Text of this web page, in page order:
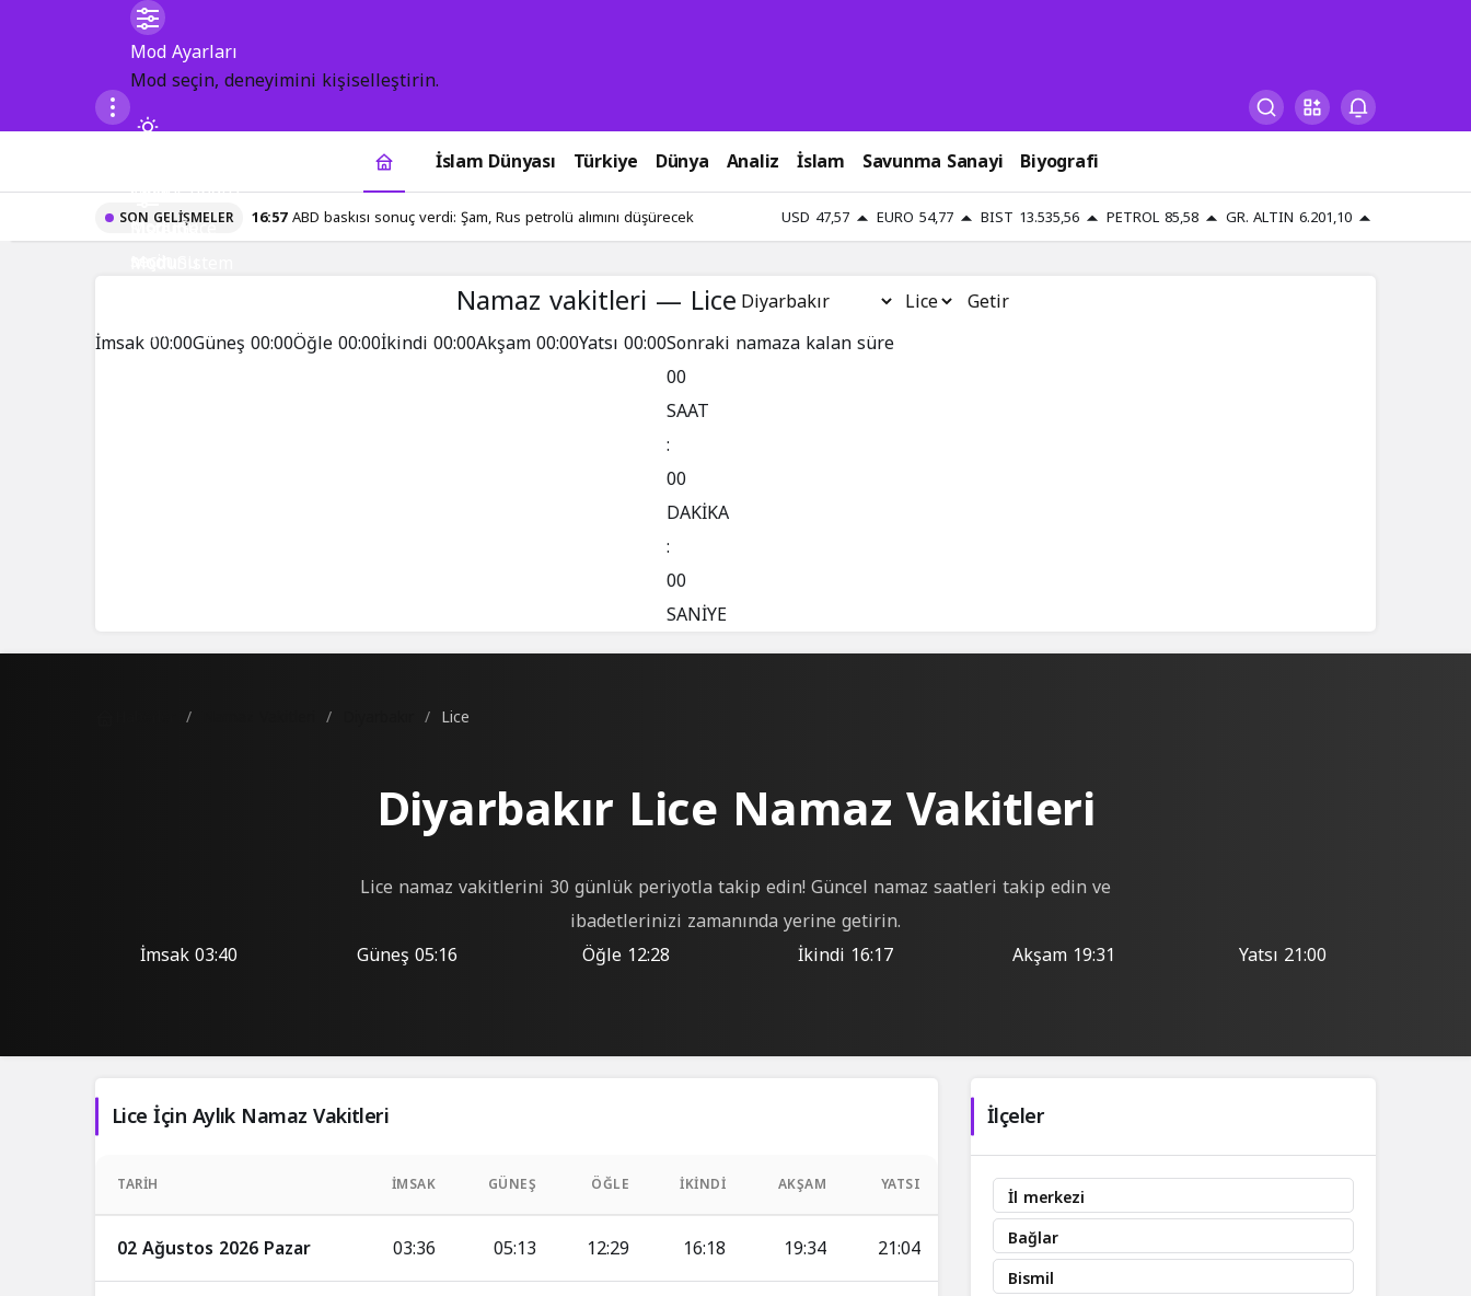
Mod
değiştir
Mod Ayarları
Mod seçin, deneyimini kişiselleştirin.
ModuGündüz
modunu
Gece
ModuGece
Sistem
seçin.
İslam Dünyası Türkiye Dünya Analiz İslam Savunma Sanayi Biyografi
SON GELIŞMELER 16:57 ABD baskısı sonuç verdi: Şam, Rus petrolü alımını düşürecek USD 47,57 EURO 54,77 BIST 13.535,56 PETROL 85,58 GR. ALTIN 6.201,10
Namaz vakitleri — Lice
Getir
İmsak00:00Güneş00:00Öğle00:00İkindi00:00Akşam00:00Yatsı00:00Sonraki namaza kalan süre
00
SAAT
:
00
DAKİKA
:
00
SANİYE
Lice
Diyarbakır Lice Namaz Vakitleri
Lice namaz vakitlerini 30 günlük periyotla takip edin! Güncel namaz saatleri takip edin ve
ibadetlerinizi zamanında yerine getirin.
İmsak03:40 Güneş05:16 Öğle 12:28 İkindi 16:17 Akşam 19:31 Yatsı 21:00
Lice İçin Aylık Namaz Vakitleri
TARIH İMSAK GÜNEŞ ÖĞLE İKINDI AKŞAM YATSI
02 Ağustos 2026 Pazar 03:36 05:13 12:29 16:18 19:34
21:04
İlçeler
İl merkezi
Bağlar
Bismil